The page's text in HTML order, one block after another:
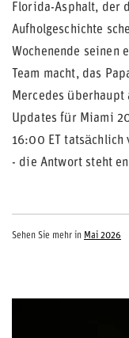
Florida-Asphalt, der
Aufholgeschichte
Wochenende seinen
Team macht, das
Mercedes überhaupt
Updates für Miami
16:00 ET tatsächlich
- die Antwort steht
Sehen Sie mehr in Mai 2026